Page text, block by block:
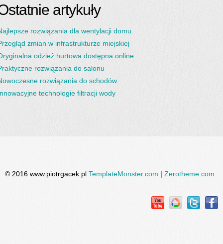
artykuły
rozwiązania dla wentylacji domu.
zmian w infrastrukturze miejskiej
odzież hurtowa dostępna online
rozwiązania do salonu
rozwiązania do schodów
technologie filtracji wody
© 2016 www.piotrgacek.pl TemplateMonster.com | Zerotheme.com